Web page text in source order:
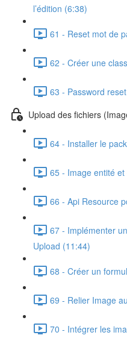
l’édition (6:38)
61 - Reset mot de
62 - Créer une
63 - Password
Upload des fichiers
64 - Installer le
65 - Image entité
66 - Api Resource
67 - Implémenter
Upload (11:44)
68 - Créer un
69 - Relier Image
70 - Intégrer les